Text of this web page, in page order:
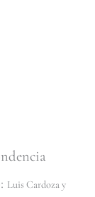
Luis Cardoza y